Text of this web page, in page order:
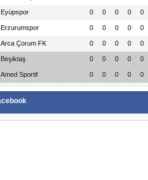
Eyüpspor 0
0
0
0
0
Erzurumspor 0
0
0
0
0
Arca Çorum FK 0
0
0
0
0
Beşiktaş 0
0
0
0
0
Amed Sportif 0
0
0
0
0